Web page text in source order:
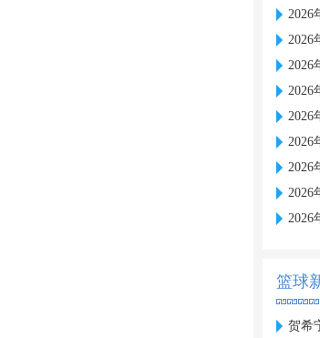
2026年
2026年
2026年
2026年
2026
2026年
2026
2026
2026
篮球
贺希